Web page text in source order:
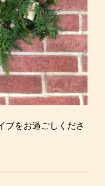
ブをお過ごしくださ